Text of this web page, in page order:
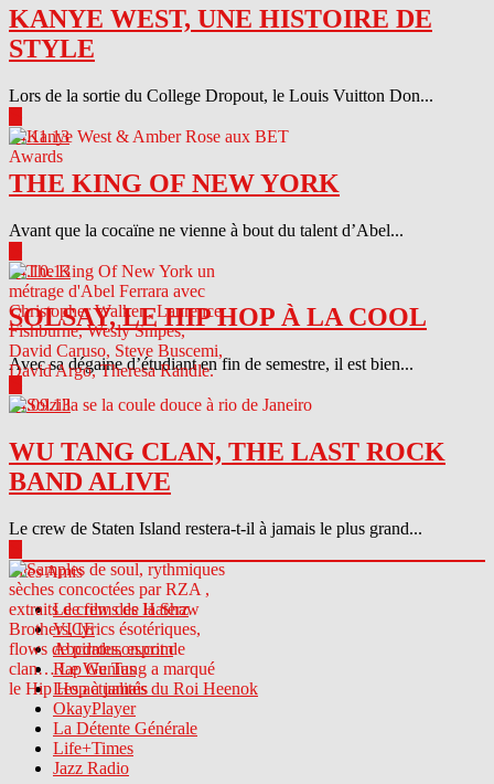
KANYE WEST, UNE HISTOIRE DE
STYLE
Lors de la sortie du College Dropout, le Louis Vuitton Don...
04.11.13
THE KING OF NEW YORK
Avant que la cocaïne ne vienne à bout du talent d’Abel...
04.10.13
SOLSAY, LE HIP HOP À LA COOL
Avec sa dégaine d’étudiant en fin de semestre, il est bien...
04.09.13
WU TANG CLAN, THE LAST ROCK
BAND ALIVE
Le crew de Staten Island restera-t-il à jamais le plus grand...
Sites Amis
Le crew des Haterz
VICE
Abcdrduson.com
Rap Genius
Les actualités du Roi Heenok
OkayPlayer
La Détente Générale
Life+Times
Jazz Radio